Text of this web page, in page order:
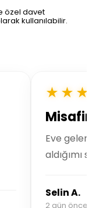
özel davet
kullanılabilir.
Eve gelen
aldığımı
Selin A.
2 gün önce